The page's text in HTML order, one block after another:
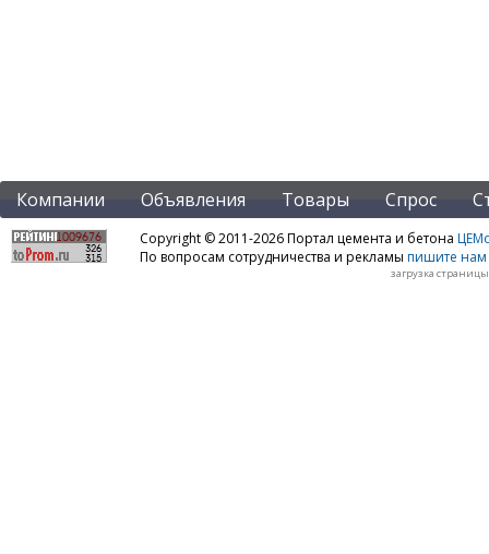
Компании Объявления Товары Спрос
Copyright © 2011-2026 Портал цемента и бетона
По вопросам сотрудничества и рекламы пишите нам
загрузка